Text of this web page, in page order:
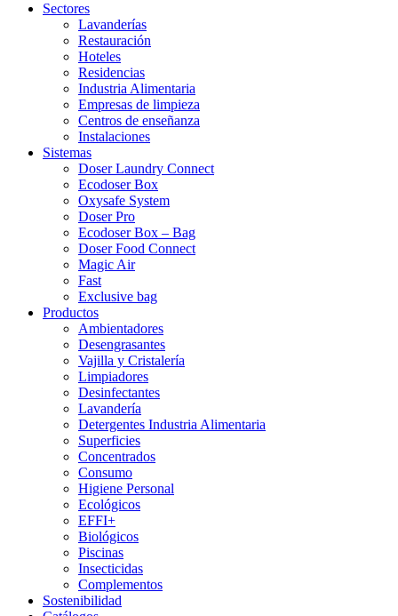
Sectores
Lavanderías
Restauración
Hoteles
Residencias
Industria Alimentaria
Empresas de limpieza
Centros de enseñanza
Instalaciones
Sistemas
Doser Laundry Connect​
Ecodoser Box
Oxysafe System
Doser Pro
Ecodoser Box – Bag
Doser Food Connect
Magic Air
Fast
Exclusive bag
Productos
Ambientadores
Desengrasantes
Vajilla y Cristalería
Limpiadores
Desinfectantes
Lavandería
Detergentes Industria Alimentaria
Superficies
Concentrados
Consumo
Higiene Personal
Ecológicos
EFFI+
Biológicos
Piscinas
Insecticidas
Complementos
Sostenibilidad